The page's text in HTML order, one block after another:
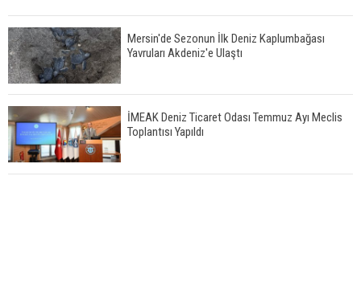
Mersin'de Sezonun İlk Deniz Kaplumbağası
Yavruları Akdeniz'e Ulaştı
İMEAK Deniz Ticaret Odası Temmuz Ayı Meclis
Toplantısı Yapıldı